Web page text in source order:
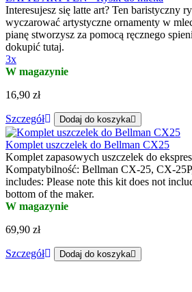
Interesujesz się latte art? Ten baristyczny
wyczarować artystyczne ornamenty w
pianę stworzysz za pomocą ręcznego
dokupić tutaj.
3x
W magazynie
16,90 zł
Szczegół Dodaj do koszyka
Komplet uszczelek do Bellman CX25
Komplet zapasowych uszczelek do
Kompatybilność: Bellman CX-25, CX-
includes: Please note this kit does not
bottom of the maker.
W magazynie
69,90 zł
Szczegół Dodaj do koszyka